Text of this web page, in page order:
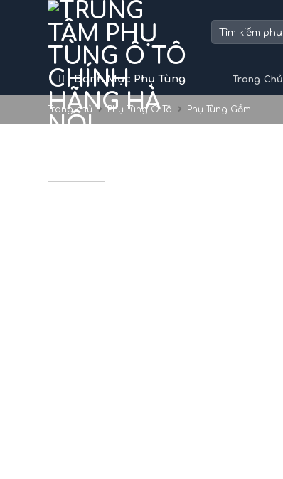
Tìm
Danh Mục Phụ Tùng Trang Chủ
Trang chủ Phụ Tùng Ô Tô Phụ Tùng Gầm